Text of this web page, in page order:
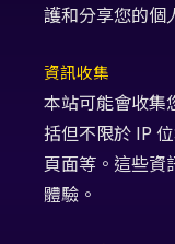
護和分享您的個
資訊收集
本站可能會收集
括但不限於 IP
頁面等。這些資
體驗。